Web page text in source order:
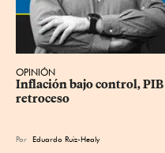
OPINIÓN
Inflación bajo control,
retroceso
Por Eduardo Ruiz-Healy